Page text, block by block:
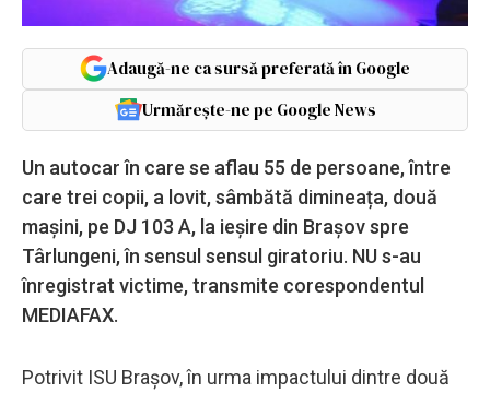
Adaugă-ne ca sursă preferată în Google
Urmărește-ne pe Google News
Un autocar în care se aflau 55 de persoane, între
care trei copii, a lovit, sâmbătă dimineața, două
mașini, pe DJ 103 A, la ieșire din Brașov spre
Târlungeni, în sensul sensul giratoriu. NU s-au
înregistrat victime, transmite corespondentul
MEDIAFAX.
Potrivit ISU Brașov, în urma impactului dintre două